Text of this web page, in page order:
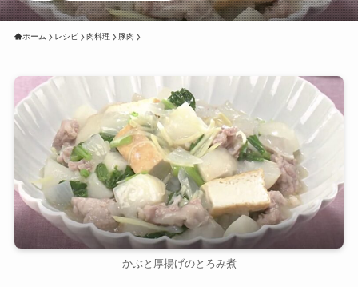
ホーム レシピ 肉料理 豚肉
かぶと厚揚げのとろみ煮